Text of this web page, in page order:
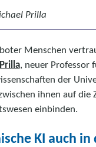
Prilla
Menschen
, neuer Professor
der
ihnen auf die
einbinden.
KI auch